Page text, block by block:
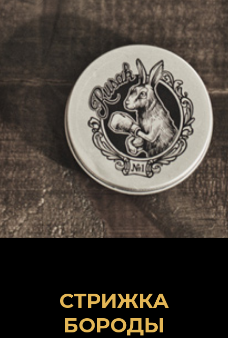
СТРИЖКА
БОРОДЫ